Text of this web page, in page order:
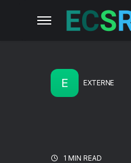
E EXTERNE
1 MIN READ